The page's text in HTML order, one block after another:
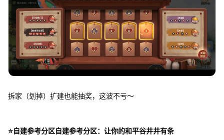
拆家（划掉）扩建也能抽奖，这波不亏～
⭐自建参考分区自建参考分区：让你的和平谷井井有条